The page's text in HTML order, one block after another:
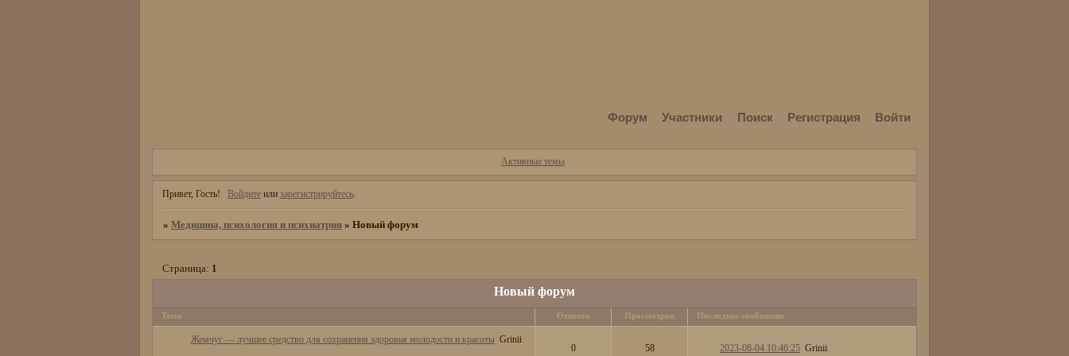
Форум Участники Поиск Регистрация Войти
Активные темы
Привет, Гость! Войдитеили зарегистрируйтесь.
» Медицина, психология и психиатрия » Новый форум
Новый форум
Страница: 1
Тема Ответов Просмотров Последнее сообщение
Жемчуг — лучшее средство для сохранения здоровья молодости и красоты Grinii
0 58 2023-08-04 10:46:25 Grinii